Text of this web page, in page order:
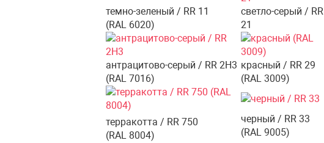
темно-зеленый / RR 11
(RAL 6020)
светло-серый / RR
21
антрацитово-серый / RR 2H3
(RAL 7016)
красный / RR 29
(RAL 3009)
терракотта / RR 750
(RAL 8004)
черный / RR 33
(RAL 9005)